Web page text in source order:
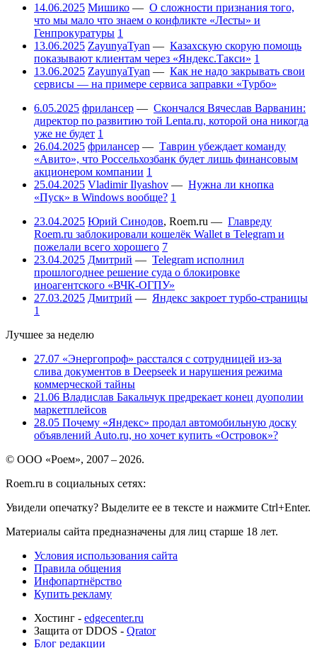
14.06.2025 Мишико — О сложности признания того,
что мы мало что знаем о конфликте «Лесты» и
Генпрокуратуры 1
13.06.2025 ZayunyaTyan — Казахскую скорую помощь
показывают клиентам через «Яндекс.Такси» 1
13.06.2025 ZayunyaTyan — Как не надо закрывать свои
сервисы — на примере сервиса заправки «Турбо»
6.05.2025 фрилансер — Скончался Вячеслав Варванин:
директор по развитию той Lenta.ru, которой она никогда
уже не будет 1
26.04.2025 фрилансер — Таврин убеждает команду
«Авито», что Россельхозбанк будет лишь финансовым
акционером компании 1
25.04.2025 Vladimir Ilyashov — Нужна ли кнопка
«Пуск» в Windows вообще? 1
23.04.2025 Юрий Синодов, Roem.ru — Главреду
Roem.ru заблокировали кошелёк Wallet в Telegram и
пожелали всего хорошего 7
23.04.2025 Дмитрий — Telegram исполнил
прошлогоднее решение суда о блокировке
иноагентского «ВЧК-ОГПУ»
27.03.2025 Дмитрий — Яндекс закроет турбо-страницы
1
Лучшее за неделю
27.07 «Энергопроф» расстался с сотрудницей из-за
слива документов в Deepseek и нарушения режима
коммерческой тайны
21.06 Владислав Бакальчук предрекает конец дуополии
маркетплейсов
28.05 Почему «Яндекс» продал автомобильную доску
объявлений Auto.ru, но хочет купить «Островок»?
© ООО «Роем», 2007 – 2026.
Roem.ru в социальных сетях:
Увидели опечатку? Выделите ее в тексте и нажмите Ctrl+Enter.
Материалы сайта предназначены для лиц старше 18 лет.
Условия использования сайта
Правила общения
Инфопартнёрство
Купить рекламу
Хостинг - edgecenter.ru
Защита от DDOS - Qrator
Блог редакции